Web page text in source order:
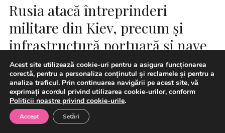
Rusia atacă întreprinderi
militare din Kiev, precum şi
infrastructură portuară şi nave
în zona Odesa
Acest site utilizează cookie-uri pentru a asigura funcționarea
corectă, pentru a personaliza conținutul și reclamele și pentru a
analiza traficul. Prin continuarea navigării pe acest site, vă
exprimați acordul privind utilizarea cookie-urilor, conform
Politicii noastre privind cookie-urile.
Accept Setări